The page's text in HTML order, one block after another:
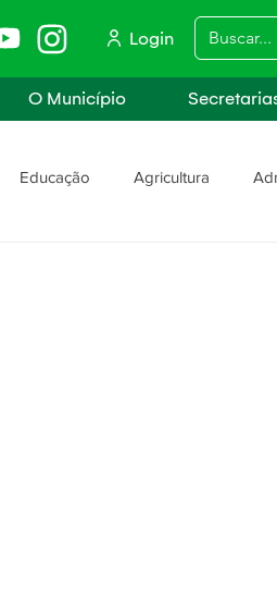
Login
O Município
Educação Agricultura